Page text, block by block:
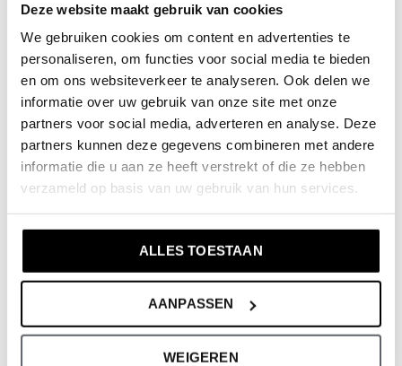
Deze website maakt gebruik van cookies
We gebruiken cookies om content en advertenties te
personaliseren, om functies voor social media te bieden
en om ons websiteverkeer te analyseren. Ook delen we
informatie over uw gebruik van onze site met onze
partners voor social media, adverteren en analyse. Deze
partners kunnen deze gegevens combineren met andere
informatie die u aan ze heeft verstrekt of die ze hebben
verzameld op basis van uw gebruik van hun services.
ALLES TOESTAAN
AANPASSEN
WEIGEREN
- Creditcard: wij accepteren MasterCard, Visa,
American Express
- Bancontact
- Belfius
- SOFORT Banking